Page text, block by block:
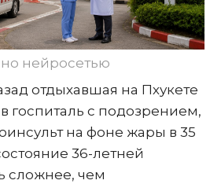
нейросетью
отдыхавшая на Пхукете
госпиталь с подозрением,
на фоне жары в 35
36-летней
сложнее, чем